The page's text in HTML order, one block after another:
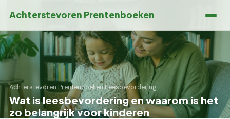
Achterstevoren Prentenboeken
Achterstevoren Prentenboeken›Leesbevordering
Wat is leesbevordering en waarom is het
zo belangrijk voor kinderen